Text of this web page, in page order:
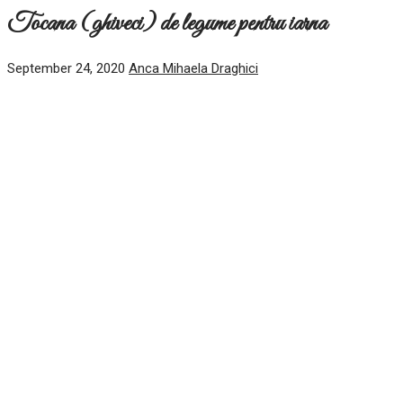
Tocana (ghiveci) de legume pentru iarna
September 24, 2020 Anca Mihaela Draghici